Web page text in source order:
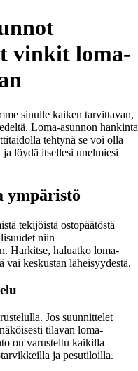
vinkit loma-
sinulle kaiken tarvittavan,
Loma-asunnon hankinta
tehtynä se voi olla
löydä itsellesi unelmiesi
ympäristö
tekijöistä ostopäätöstä
niin
Harkitse, haluatko loma-
vai keskustan läheisyydestä.
Jos suunnittelet
tilavan loma-
on varusteltu kaikilla
ja pesutiloilla.